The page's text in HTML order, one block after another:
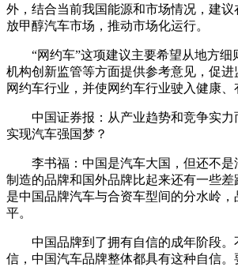
外，结合当前我国能源和市场情况，建
放甲醇汽车市场，推动市场化运行。
“网约车”这项建议主要希望从地方
机构创新监管等方面提供参考意见，促
网约车行业，并使网约车行业驶入健康、
中国证券报：从产业趋势和竞争实
实现汽车强国梦？
李书福：中国是汽车大国，但还不是
制造的品牌和国外品牌比起来还有一些差
是中国品牌汽车与合资车型间的分水岭
平。
中国品牌到了拥有自信的成年阶段。
信，中国汽车品牌整体都具有这种自信